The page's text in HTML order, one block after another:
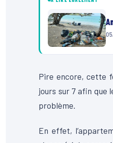
Pire encore, cette
jours sur 7 afin que
problème.
En effet,